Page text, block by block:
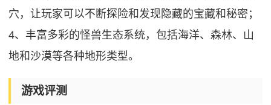
穴，让玩家可以不断探险和发现隐藏的宝藏和秘密；
4、丰富多彩的怪兽生态系统，包括海洋、森林、山
地和沙漠等各种地形类型。
游戏评测